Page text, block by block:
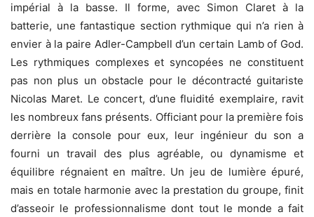
impérial à la basse. Il forme, avec Simon Claret à la
batterie, une fantastique section rythmique qui n’a rien à
envier à la paire Adler-Campbell d’un certain Lamb of God.
Les rythmiques complexes et syncopées ne constituent
pas non plus un obstacle pour le décontracté guitariste
Nicolas Maret. Le concert, d’une fluidité exemplaire, ravit
les nombreux fans présents. Officiant pour la première fois
derrière la console pour eux, leur ingénieur du son a
fourni un travail des plus agréable, ou dynamisme et
équilibre régnaient en maître. Un jeu de lumière épuré,
mais en totale harmonie avec la prestation du groupe, finit
d’asseoir le professionnalisme dont tout le monde a fait